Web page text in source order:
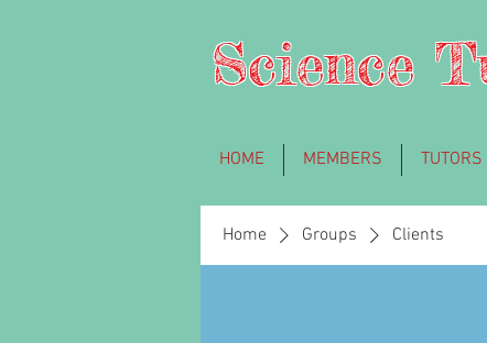
Science
HOME MEMBERS TUTORS
Home Groups Clients